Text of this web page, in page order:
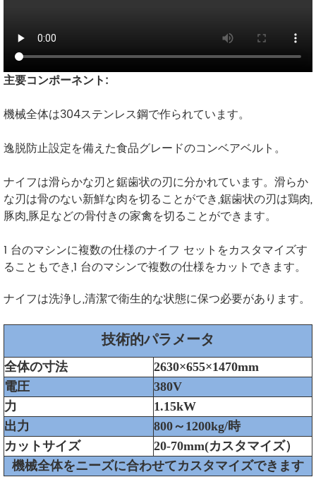
主要コンポーネント:
機械全体は304ステンレス鋼で作られています。
逸脱防止設定を備えた食品グレードのコンベアベルト。
ナイフは滑らかな刃と鋸歯状の刃に分かれています。滑らか
な刃は骨のない新鮮な肉を切ることができ,鋸歯状の刃は鶏肉,
豚肉,豚足などの骨付きの家禽を切ることができます。
1 台のマシンに複数の仕様のナイフ セットをカスタマイズす
ることもでき,1 台のマシンで複数の仕様をカットできます。
ナイフは洗浄し,清潔で衛生的な状態に保つ必要があります。
技術的パラメータ
全体の寸法 2630×655×1470mm
電圧 380V
力 1.15kW
出力 800～1200kg/時
カットサイズ 20-70mm(カスタマイズ）
機械全体をニーズに合わせてカスタマイズできます